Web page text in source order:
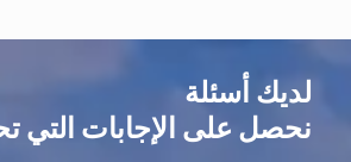
لديك أسئلة
نحصل على الإجابات التي